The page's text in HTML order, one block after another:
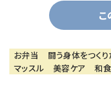
こ
お弁当 闘う身体をつく
マッスル
美容ケア 和食